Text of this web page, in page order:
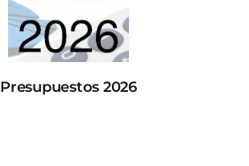
Presupuestos 2026